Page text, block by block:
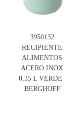
3950132
RECIPIENTE
ALIMENTOS
ACERO INOX
0,35 L VERDE |
BERGHOFF